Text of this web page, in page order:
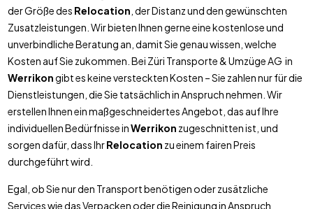
der Größe des Relocation , der Distanz und den gewünschten
Zusatzleistungen. Wir bieten Ihnen gerne eine kostenlose und
unverbindliche Beratung an, damit Sie genau wissen, welche
Kosten auf Sie zukommen. Bei Züri Transporte & Umzüge AG in
Werrikongibt es keine versteckten Kosten – Sie zahlen nur für die
Dienstleistungen, die Sie tatsächlich in Anspruch nehmen. Wir
erstellen Ihnen ein maßgeschneidertes Angebot, das auf Ihre
individuellen Bedürfnisse inWerrikon zugeschnitten ist, und
sorgen dafür, dass IhrRelocation zu einem fairen Preis
durchgeführt wird.
Egal, ob Sie nur den Transport benötigen oder zusätzliche
Services wie das Verpacken oder die Reinigung in Anspruch